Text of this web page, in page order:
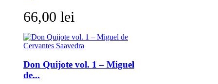
66,00 lei
Don Quijote vol. 1 – Miguel
de...